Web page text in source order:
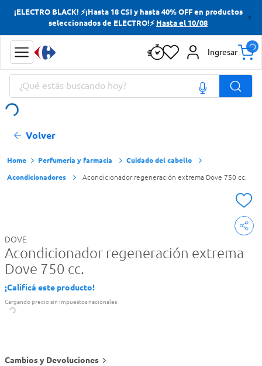
¡ELECTRO BLACK! ⚡¡Hasta 18 CSI y hasta 40% OFF en productos
seleccionados de ELECTRO!⚡ Hasta el 10/08
Ingresar
¿Qué estás buscando hoy?
Volver
Perfumería y farmacia
Cuidado del cabello
Acondicionadores
Acondicionador regeneración extrema Dove 750 cc.
DOVE
Acondicionador regeneración extrema
Dove 750 cc.
¡Calificá este producto!
Cargando precio sin impuestos nacionales
Cambios y Devoluciones
Términos más buscados
Yerba
Cerveza
Doves
Términos más buscados
Yerba
Cerveza
Doves
Papas Fritas